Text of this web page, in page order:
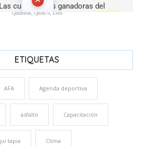
Quinielas, Quini 6, Loto
ETIQUETAS
AFA Agenda deportiva
asfalto Capacitación
tapia Clima